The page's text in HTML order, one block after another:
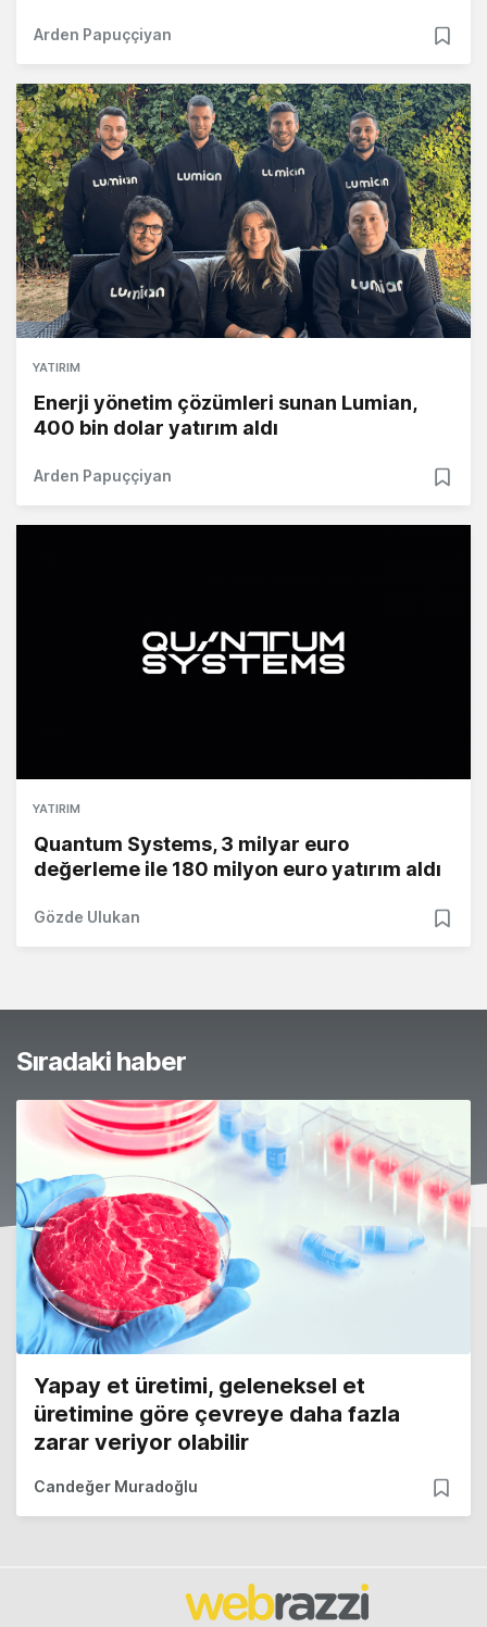
Arden Papuççiyan
YATIRIM
Enerji yönetim çözümleri sunan Lumian,
400 bin dolar yatırım aldı
Arden Papuççiyan
YATIRIM
Quantum Systems, 3 milyar euro
değerleme ile 180 milyon euro yatırım aldı
Gözde Ulukan
Sıradaki haber
Yapay et üretimi, geleneksel et
üretimine göre çevreye daha fazla
zarar veriyor olabilir
Candeğer Muradoğlu